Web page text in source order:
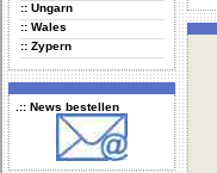
:: Ungarn
:: Wales
:: Zypern
.:: News bestellen